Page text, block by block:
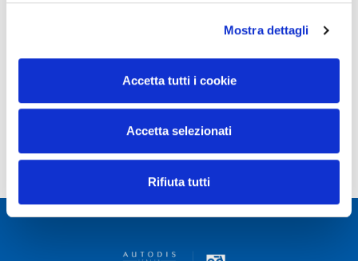
Mostra dettagli
Accetta tutti i cookie
Accetta selezionati
Rifiuta tutti